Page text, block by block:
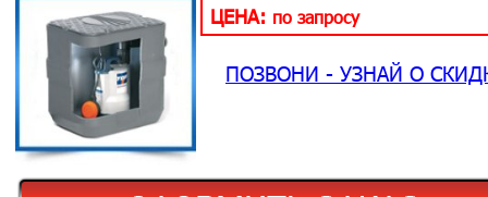
ЦЕНА: по запросу
ПОЗВОНИ - УЗНАЙ О